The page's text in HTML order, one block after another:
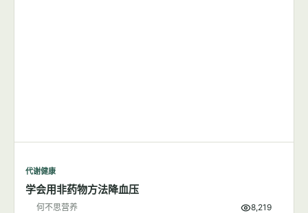
代谢健康
学会用非药物方法降血压
何不思营养 8,219